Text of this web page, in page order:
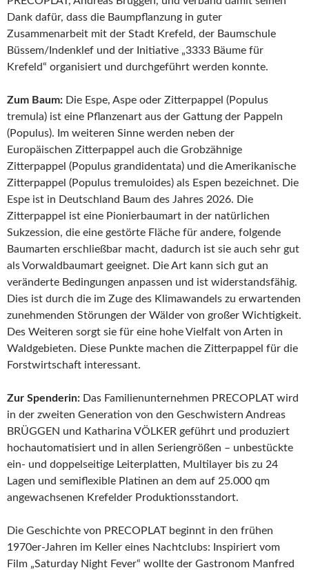
Dank dafür, dass die Baumpflanzung in guter
Zusammenarbeit mit der Stadt Krefeld, der Baumschule
Büssem/Indenklef und der Initiative „3333 Bäume für
Krefeld“ organisiert und durchgeführt werden konnte.
Zum Baum: Die Espe, Aspe oder Zitterpappel (Populus
tremula) ist eine Pflanzenart aus der Gattung der Pappeln
(Populus). Im weiteren Sinne werden neben der
Europäischen Zitterpappel auch die Grobzähnige
Zitterpappel (Populus grandidentata) und die Amerikanische
Zitterpappel (Populus tremuloides) als Espen bezeichnet. Die
Espe ist in Deutschland Baum des Jahres 2026. Die
Zitterpappel ist eine Pionierbaumart in der natürlichen
Sukzession, die eine gestörte Fläche für andere, folgende
Baumarten erschließbar macht, dadurch ist sie auch sehr gut
als Vorwaldbaumart geeignet. Die Art kann sich gut an
veränderte Bedingungen anpassen und ist widerstandsfähig.
Dies ist durch die im Zuge des Klimawandels zu erwartenden
zunehmenden Störungen der Wälder von großer Wichtigkeit.
Des Weiteren sorgt sie für eine hohe Vielfalt von Arten in
Waldgebieten. Diese Punkte machen die Zitterpappel für die
Forstwirtschaft interessant.
Zur Spenderin: Das Familienunternehmen PRECOPLAT wird
in der zweiten Generation von den Geschwistern Andreas
BRÜGGEN und Katharina VÖLKER geführt und produziert
hochautomatisiert und in allen Seriengrößen – unbestückte
ein- und doppelseitige Leiterplatten, Multilayer bis zu 24
Lagen und semiflexible Platinen an dem auf 25.000 qm
angewachsenen Krefelder Produktionsstandort.
Die Geschichte von PRECOPLAT beginnt in den frühen
1970er-Jahren im Keller eines Nachtclubs: Inspiriert vom
Film „Saturday Night Fever“ wollte der Gastronom Manfred